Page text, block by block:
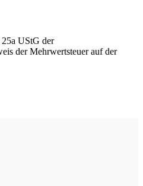
UStG der
der Mehrwertsteuer auf der